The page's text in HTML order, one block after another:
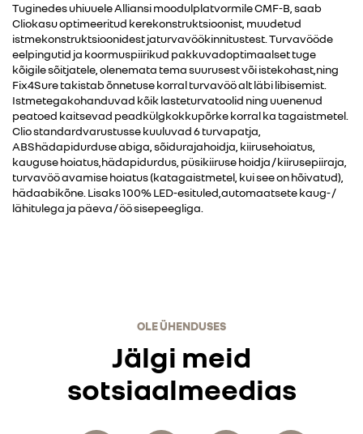
Tuginedes uhiuuele Alliansi moodulplatvormile CMF-B, saab
Cliokasu optimeeritud kerekonstruktsioonist, muudetud
istmekonstruktsioonidest jaturvavöökinnitustest. Turvavööde
eelpingutid ja koormuspiirikud pakkuvadoptimaalset tuge
kõigile sõitjatele, olenemata tema suurusest või istekohast,ning
Fix4Sure takistab õnnetuse korral turvavöö alt läbi libisemist.
Istmetegakohanduvad kõik lasteturvatoolid ning uuenenud
peatoed kaitsevad peadkülgkokkupõrke korral ka tagaistmetel.
Clio standardvarustusse kuuluvad 6 turvapatja,
ABShädapidurduse abiga, sõidurajahoidja, kiirusehoiatus,
kauguse hoiatus,hädapidurdus, püsikiiruse hoidja / kiirusepiiraja,
turvavöö avamise hoiatus (katagaistmetel, kui see on hõivatud),
hädaabikõne. Lisaks 100% LED-esituled,automaatsete kaug- /
lähitulega ja päeva / öö sisepeegliga.
OLE ÜHENDUSES
Jälgi meid
sotsiaalmeedias